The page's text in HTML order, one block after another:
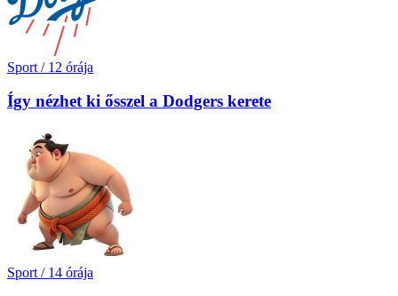
Sport / 12 órája
Így nézhet ki ősszel a Dodgers kerete
Sport / 14 órája